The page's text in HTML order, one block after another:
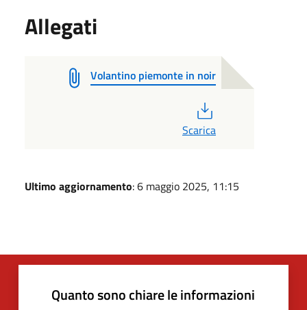
Allegati
Volantino piemonte in noir
Scarica
Ultimo aggiornamento: 6 maggio 2025, 11:15
Quanto sono chiare le informazioni